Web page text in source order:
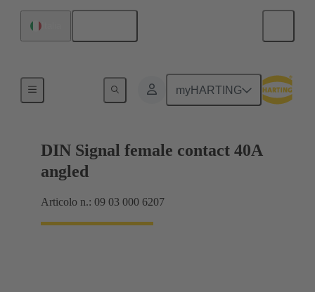
myHARTING
Collegamento scheda madre-scheda figlia
DIN Signal female contact 40A
angled
Articolo n.: 09 03 000 6207